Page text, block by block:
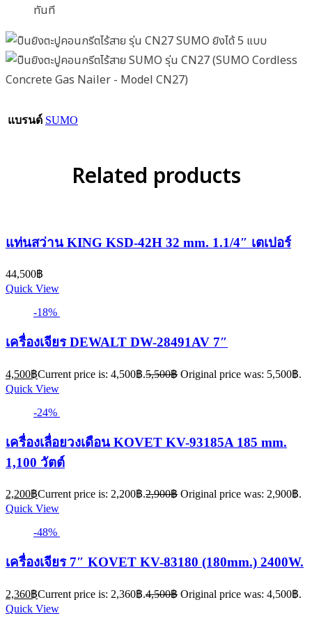
ทันที
แบรนด์ SUMO
Related products
แท่นสว่าน KING KSD-42H 32 mm. 1.1/4″ เตเปอร์
44,500฿
Quick View
-18%
เครื่องเจียร DEWALT DW-28491AV 7″
4,500฿Current price is: 4,500฿.5,500฿ Original price was: 5,500฿.
Quick View
-24%
เครื่องเลื่อยวงเดือน KOVET KV-93185A 185 mm.
1,100 วัตต์
2,200฿Current price is: 2,200฿.2,900฿ Original price was: 2,900฿.
Quick View
-48%
เครื่องเจียร 7″ KOVET KV-83180 (180mm.) 2400W.
2,360฿Current price is: 2,360฿.4,500฿ Original price was: 4,500฿.
Quick View